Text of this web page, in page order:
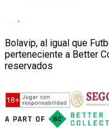
Bolavip, al igual que
perteneciente a Better
reservados